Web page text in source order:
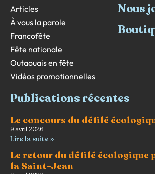
Articles
À vous la parole
Francofête
Fête nationale
Outaouais en fête
Vidéos promotionnelles
Nous
Publications récentes
Le concours du défilé
9 avril 2026
Lire la suite »
Le retour du défilé écologique
la Saint-Jean